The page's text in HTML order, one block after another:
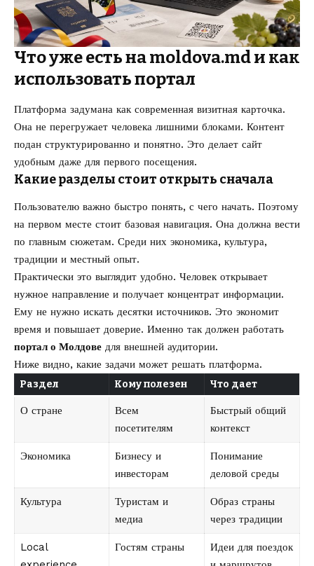
Что уже есть на moldova.md и как
использовать портал
Платформа задумана как современная визитная карточка.
Она не перегружает человека лишними блоками. Контент
подан структурированно и понятно. Это делает сайт
удобным даже для первого посещения.
Какие разделы стоит открыть сначала
Пользователю важно быстро понять, с чего начать. Поэтому
на первом месте стоит базовая навигация. Она должна вести
по главным сюжетам. Среди них экономика, культура,
традиции и местный опыт.
Практически это выглядит удобно. Человек открывает
нужное направление и получает концентрат информации.
Ему не нужно искать десятки источников. Это экономит
время и повышает доверие. Именно так должен работать
портал о Молдове для внешней аудитории.
Ниже видно, какие задачи может решать платформа.
Раздел Кому полезен Что дает
О стране
Всем
посетителям
Быстрый общий
контекст
Экономика
Бизнесу и
инвесторам
Понимание
деловой среды
Культура
Туристам и
медиа
Образ страны
через традиции
Local
Гостям страны
Идеи для поездок